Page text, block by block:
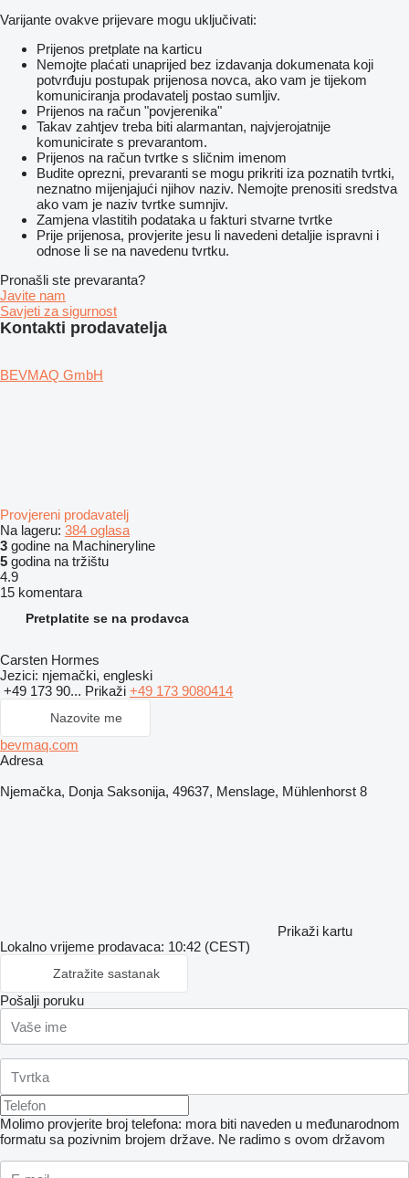
Varijante ovakve prijevare mogu uključivati:
Prijenos pretplate na karticu
Nemojte plaćati unaprijed bez izdavanja dokumenata koji
potvrđuju postupak prijenosa novca, ako vam je tijekom
komuniciranja prodavatelj postao sumljiv.
Prijenos na račun "povjerenika"
Takav zahtjev treba biti alarmantan, najvjerojatnije
komunicirate s prevarantom.
Prijenos na račun tvrtke s sličnim imenom
Budite oprezni, prevaranti se mogu prikriti iza poznatih tvrtki,
neznatno mijenjajući njihov naziv. Nemojte prenositi sredstva
ako vam je naziv tvrtke sumnjiv.
Zamjena vlastitih podataka u fakturi stvarne tvrtke
Prije prijenosa, provjerite jesu li navedeni detaljie ispravni i
odnose li se na navedenu tvrtku.
Pronašli ste prevaranta?
Javite nam
Savjeti za sigurnost
Kontakti prodavatelja
BEVMAQ GmbH
Provjereni prodavatelj
Na lageru: 384 oglasa
3 godine na Machineryline
5 godina na tržištu
4.9
15 komentara
Pretplatite se na prodavca
Carsten Hormes
Jezici: njemački, engleski
+49 173 90... Prikaži +49 173 9080414
Nazovite me
bevmaq.com
Adresa
Njemačka, Donja Saksonija, 49637, Menslage, Mühlenhorst 8
Prikaži kartu
Lokalno vrijeme prodavaca: 10:42 (CEST)
Zatražite sastanak
Pošalji poruku
Molimo provjerite broj telefona: mora biti naveden u međunarodnom
formatu sa pozivnim brojem države. Ne radimo s ovom državom